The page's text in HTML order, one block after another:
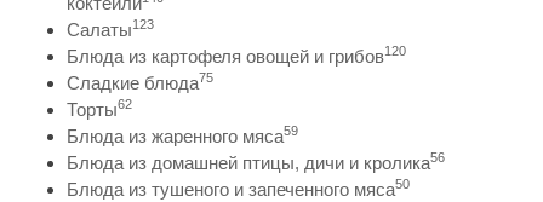
Салаты123
Блюда из картофеля овощей и грибов120
Сладкие блюда75
Торты62
Блюда из жаренного мяса59
Блюда из домашней птицы, дичи и кролика56
Блюда из тушеного и запеченного мяса50